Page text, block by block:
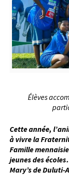
Élèves
Cette année,
à vivre la
Famille
jeunes des
Mary’s de Duluti-